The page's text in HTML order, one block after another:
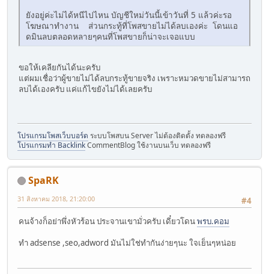
ยังอยู่ค่ะไม่ได้หนีไปไหน บัญชีใหม่วันนี้เข้าวันที่ 5 แล้วค่ะรอ
โฆษณาทำงาน ส่วนกระทู้ที่โพสขายไม่ได้ลบเองค่ะ โดนแอ
ดมินลบตลอดหลายๆคนที่โพสขายก็น่าจะเจอแบบ
ขอให้เคลียกันได้นะครับ
แต่ผมเชื่อว่าผู้ขายไม่ได้ลบกระทู้ขายจริง เพราะหมวดขายไม่สามารถ
ลบได้เองครับ แค่แก้ไขยังไม่ได้เลยครับ
โปรแกรมโพสเว็บบอร์ด ระบบโพสบน Server ไม่ต้องติดตั้ง ทดลองฟรี
โปรแกรมทำ BacklinkCommentBlog ใช้งานบนเว็บ ทดลองฟรี
SpaRK
#4
31 สิงหาคม 2018, 21:20:00
คนจ้างก็อย่าพึ่งหัวร้อน ประจานเขามั่วครับ เดี๋ยวโดนพรบ.คอม
ทำ adsense ,seo,adword มันไม่ใช่ทำกันง่ายๆนะ ใจเย็นๆหน่อย